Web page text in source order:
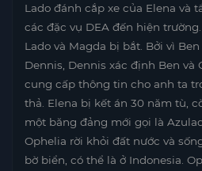
Lado đánh cắp xe của Elena và
các đặc vụ DEA đến hiện
Lado và Magda bị bắt. Bởi vì
Dennis, Dennis xác định Ben và
cung cấp thông tin cho anh ta
thả. Elena bị kết án 30 năm tù,
một băng đảng mới gọi là
Ophelia rời khỏi đất nước và
bờ biển, có thể là ở Indonesia.